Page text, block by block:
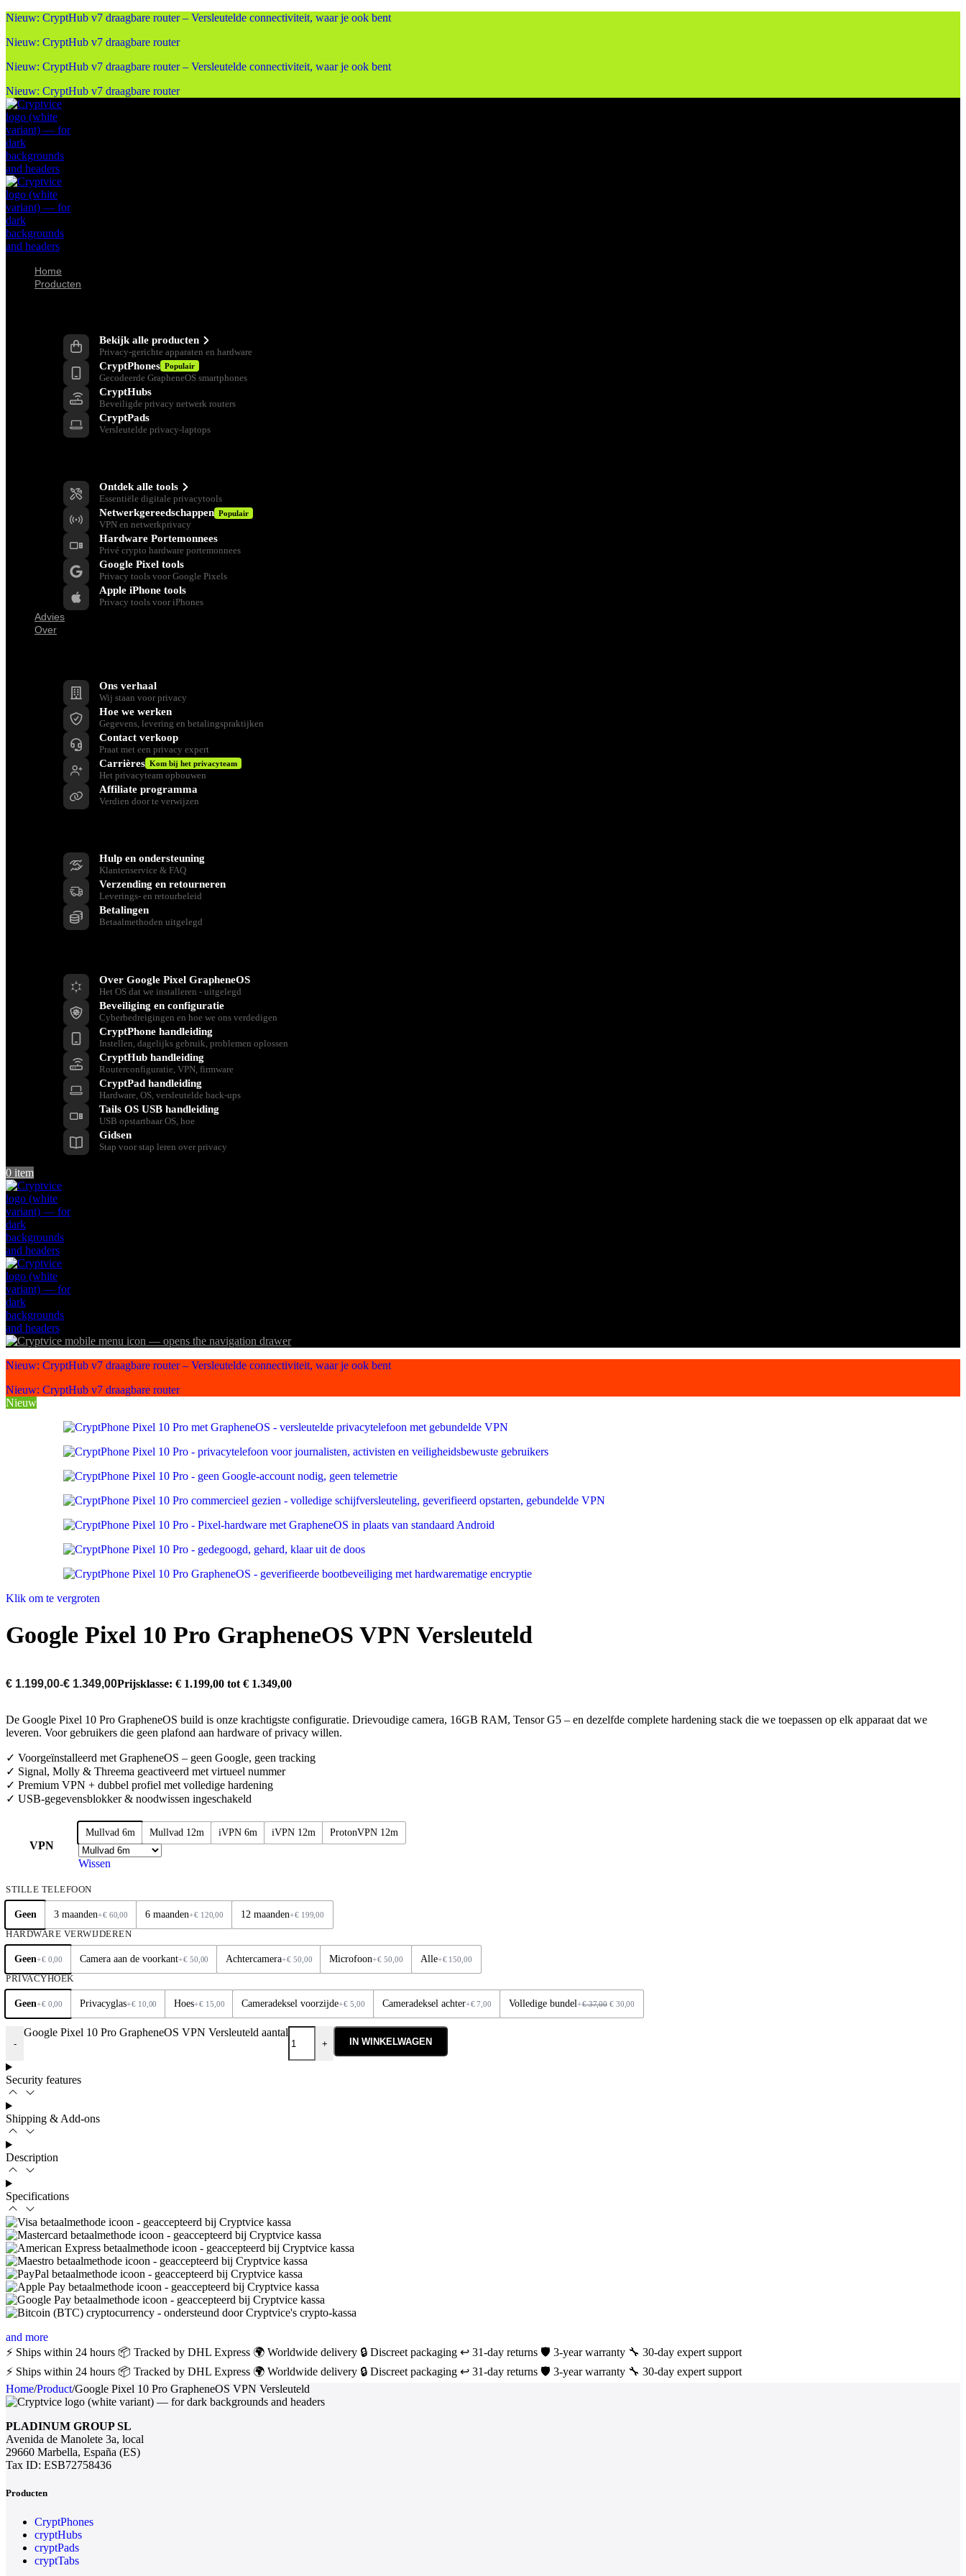
Nieuw: CryptHub v7 draagbare router – Versleutelde connectiviteit, waar je ook bent
Nieuw: CryptHub v7 draagbare router
Nieuw: CryptHub v7 draagbare router – Versleutelde connectiviteit, waar je ook bent
Nieuw: CryptHub v7 draagbare router
Home
Producten
Bekijk alle producten
Privacy-gerichte apparaten en hardware
CryptPhones Populair
Gecodeerde GrapheneOS smartphones
CryptHubs
Beveiligde privacy netwerk routers
CryptPads
Versleutelde privacy-laptops
Ontdek alle tools
Essentiële digitale privacytools
Netwerkgereedschappen Populair
VPN en netwerkprivacy
Hardware Portemonnees
Privé crypto hardware portemonnees
Google Pixel tools
Privacy tools voor Google Pixels
Apple iPhone tools
Privacy tools voor iPhones
Advies
Over
Ons verhaal
Wij staan voor privacy
Hoe we werken
Gegevens, levering en betalingspraktijken
Contact verkoop
Praat met een privacy expert
Carrières Kom bij het privacyteam
Het privacyteam opbouwen
Affiliate programma
Verdien door te verwijzen
Hulp en ondersteuning
Klantenservice & FAQ
Verzending en retourneren
Leverings- en retourbeleid
Betalingen
Betaalmethoden uitgelegd
Over Google Pixel GrapheneOS
Het OS dat we installeren - uitgelegd
Beveiliging en configuratie
Cyberbedreigingen en hoe we ons verdedigen
CryptPhone handleiding
Instellen, dagelijks gebruik, problemen oplossen
CryptHub handleiding
Routerconfiguratie, VPN, firmware
CryptPad handleiding
Hardware, OS, versleutelde back-ups
Tails OS USB handleiding
USB opstartbaar OS, hoe
Gidsen
Stap voor stap leren over privacy
0 item
Nieuw: CryptHub v7 draagbare router – Versleutelde connectiviteit, waar je ook bent
Nieuw: CryptHub v7 draagbare router
Nieuw
Klik om te vergroten
Google Pixel 10 Pro GrapheneOS VPN Versleuteld
€ 1.199,00-€ 1.349,00Prijsklasse: € 1.199,00 tot € 1.349,00
De Google Pixel 10 Pro GrapheneOS build is onze krachtigste configuratie. Drievoudige camera, 16GB RAM, Tensor G5 – en dezelfde complete hardening stack die we toepassen op elk apparaat dat we
leveren. Voor gebruikers die geen plafond aan hardware of privacy willen.
✓ Voorgeïnstalleerd met GrapheneOS – geen Google, geen tracking
✓ Signal, Molly & Threema geactiveerd met virtueel nummer
✓ Premium VPN + dubbel profiel met volledige hardening
✓ USB-gegevensblokker & noodwissen ingeschakeld
VPN
Mullvad 6m Mullvad 12m iVPN 6m iVPN 12m ProtonVPN 12m
Wissen
STILLE TELEFOON
Geen 3 maanden+€60,00 6 maanden+€120,00 12 maanden+€199,00
HARDWARE VERWIJDEREN
Geen+€0,00 Camera aan de voorkant+€ 50,00 Achtercamera+€ 50,00 Microfoon+€ 50,00 Alle+€150,00
PRIVACYHOEK
Geen+€0,00 Privacyglas+€ 10,00 Hoes+€ 15,00 Cameradeksel voorzijde+€ 5,00 Cameradeksel achter+€7,00 Volledige bundel+€37,00 €30,00
-
Google Pixel 10 Pro GrapheneOS VPN Versleuteld aantal
+ IN WINKELWAGEN
Security features
Shipping & Add-ons
Description
Specifications
and more
⚡ Ships within 24 hours 📦 Tracked by DHL Express 🌍 Worldwide delivery 🔒 Discreet packaging ↩️ 31-day returns 🛡️ 3-year warranty 🔧 30-day expert support
⚡ Ships within 24 hours 📦 Tracked by DHL Express 🌍 Worldwide delivery 🔒 Discreet packaging ↩️ 31-day returns 🛡️ 3-year warranty 🔧 30-day expert support
Home/Product/Google Pixel 10 Pro GrapheneOS VPN Versleuteld
PLADINUM GROUP SL
Avenida de Manolete 3a, local
29660 Marbella, España (ES)
Tax ID: ESB72758436
Producten
CryptPhones
cryptHubs
cryptPads
cryptTabs